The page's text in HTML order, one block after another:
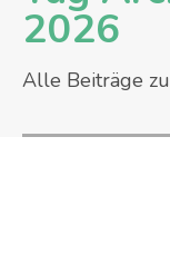
2026
Alle Beiträge